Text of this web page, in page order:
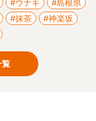
#ウナギ
#島根県
#抹茶
#神楽坂
覧